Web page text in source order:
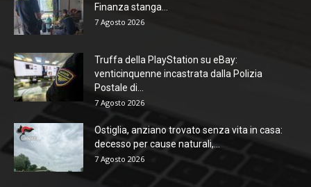
Finanza stanga...
7 Agosto 2026
Truffa della PlayStation su eBay:
venticinquenne incastrata dalla Polizia
Postale di...
7 Agosto 2026
Ostiglia, anziano trovato senza vita in casa:
decesso per cause naturali,...
7 Agosto 2026